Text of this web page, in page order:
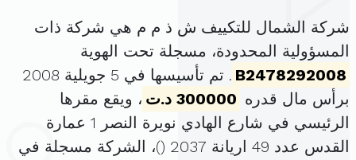
شركة الشمال للتكييف ش ذ م م هي شركة ذات
المسؤولية المحدودة، مسجلة تحت الهوية
B2478292008
. تم تأسيسها في 5 جويلية 2008
برأس مال قدره 300000 د.ت
، ويقع مقرها
الرئيسي في شارع الهادي نويرة النصر 1 عمارة
القدس عدد 49 اريانة 2037 (
)، الشركة مسجلة في